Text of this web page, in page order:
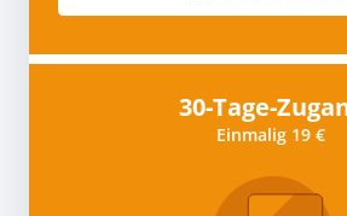
30-Tage-
Einmalig 19 €